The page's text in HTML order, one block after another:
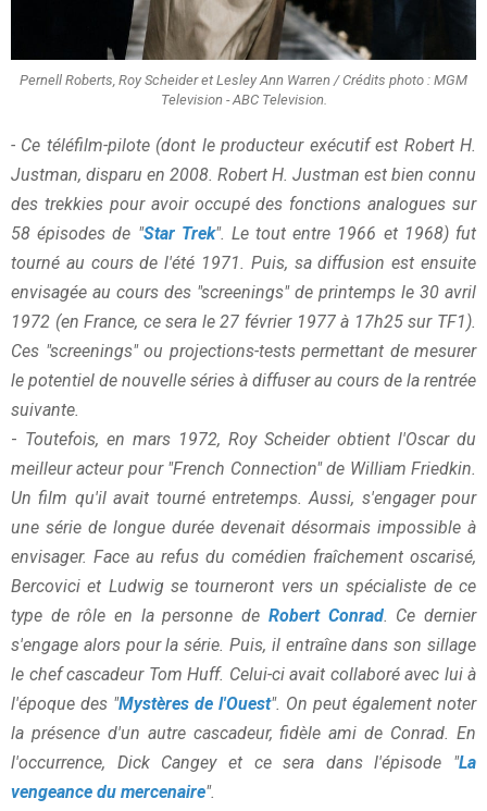
Pernell Roberts, Roy Scheider et Lesley Ann Warren / Crédits photo : MGM
Television - ABC Television.
- Ce téléfilm-pilote (dont le producteur exécutif est Robert H.
Justman, disparu en 2008. Robert H. Justman est bien connu
des trekkies pour avoir occupé des fonctions analogues sur
58 épisodes de "Star Trek". Le tout entre 1966 et 1968) fut
tourné au cours de l'été 1971. Puis, sa diffusion est ensuite
envisagée au cours des "screenings" de printemps le 30 avril
1972 (en France, ce sera le 27 février 1977 à 17h25 sur TF1).
Ces "screenings" ou projections-tests permettant de mesurer
le potentiel de nouvelle séries à diffuser au cours de la rentrée
suivante.
- Toutefois, en mars 1972, Roy Scheider obtient l'Oscar du
meilleur acteur pour "French Connection" de William Friedkin.
Un film qu'il avait tourné entretemps. Aussi, s'engager pour
une série de longue durée devenait désormais impossible à
envisager. Face au refus du comédien fraîchement oscarisé,
Bercovici et Ludwig se tourneront vers un spécialiste de ce
type de rôle en la personne de Robert Conrad. Ce dernier
s'engage alors pour la série. Puis, il entraîne dans son sillage
le chef cascadeur Tom Huff. Celui-ci avait collaboré avec lui à
l'époque des "Mystères de l'Ouest". On peut également noter
la présence d'un autre cascadeur, fidèle ami de Conrad. En
l'occurrence, Dick Cangey et ce sera dans l'épisode "La
vengeance du mercenaire".